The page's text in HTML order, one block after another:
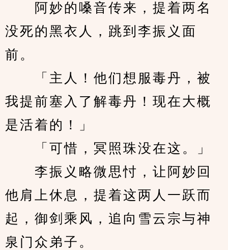
阿妙的嗓音传来，提着两名
没死的黑衣人，跳到李振义面
前。
「主人！他们想服毒丹，被
我提前塞入了解毒丹！现在大概
是活着的！」
「可惜，冥照珠没在这。」
李振义略微思忖，让阿妙回
他肩上休息，提着这两人一跃而
起，御剑乘风，追向雪云宗与神
泉门众弟子。